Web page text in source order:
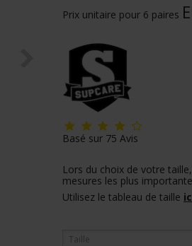
Prix unitaire pour 6 paires
Basé sur 75 Avis
Lors du choix de votre
mesures les plus
Utilisez le tableau de taille
Taille